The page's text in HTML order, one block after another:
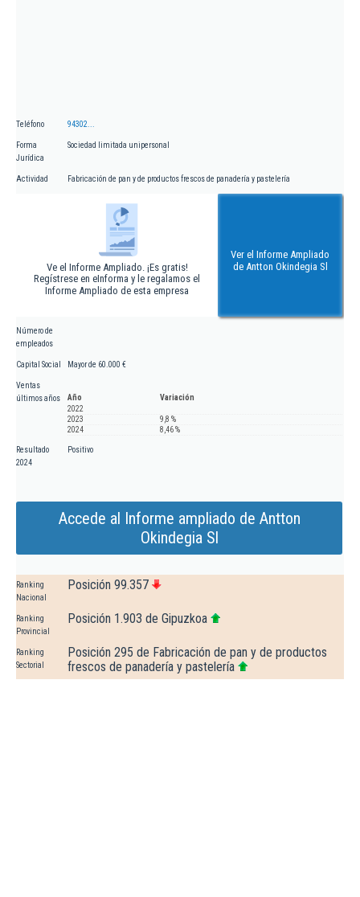
Teléfono 94302...
Forma
Jurídica
Sociedad limitada unipersonal
Actividad Fabricación de pan y de productos frescos de panadería y pastelería
Ve el Informe Ampliado. ¡Es gratis!
Regístrese en eInforma y le regalamos el
Informe Ampliado de esta empresa
Ver el Informe Ampliado
de Antton Okindegia Sl
Número de
empleados
Capital Social Mayor de 60.000 €
Ventas
últimos años
Año
Variación
2022
2023
9,8 %
2024
8,46 %
Resultado
2024
Positivo
Accede al Informe ampliado de Antton
Okindegia Sl
Ranking
Nacional
Posición 99.357
Ranking
Provincial
Posición 1.903 de Gipuzkoa
Ranking
Sectorial
Posición 295 de Fabricación de pan y de productos
frescos de panadería y pastelería